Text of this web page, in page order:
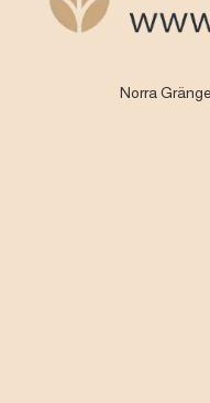
Norra